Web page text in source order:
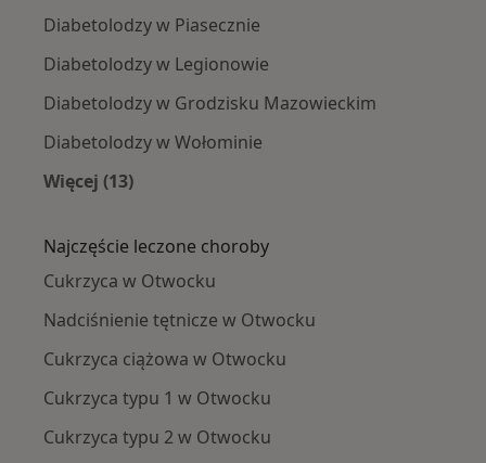
Diabetolodzy w Piasecznie
Diabetolodzy w Legionowie
Diabetolodzy w Grodzisku Mazowieckim
Diabetolodzy w Wołominie
Więcej (13)
Najczęście leczone choroby
Cukrzyca w Otwocku
Nadciśnienie tętnicze w Otwocku
Cukrzyca ciążowa w Otwocku
Cukrzyca typu 1 w Otwocku
Cukrzyca typu 2 w Otwocku